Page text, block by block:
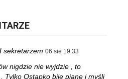
sekretarzem 06 sie 19:33
nigdzie nie wyjdzie , to
Tylko Ostapko bije pianę i myśli